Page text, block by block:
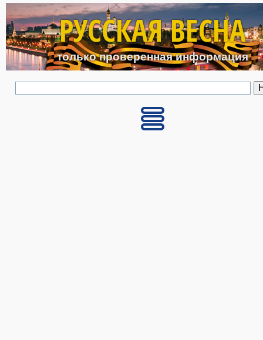
Перейти к основному
РУССКАЯ ВЕСНА
только проверенная информация